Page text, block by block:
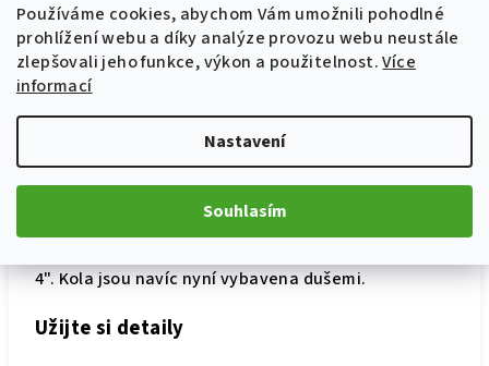
Používáme cookies, abychom Vám umožnili pohodlné
prohlížení webu a díky analýze provozu webu neustále
zlepšovali jeho funkce, výkon a použitelnost.Více
informací
Nastavení
Souhlasím
i při nejextrémnějším použití.
Lehčí a propracovanější kola
DesertX Rally je mimo silnici efektivnější díky
nových kol, která jsou lehčí a technicky vyspělejší.
Tyto kola se pyšní pevnějšími a lehčími ráfky
Takasago Excel s frézovanými náboji z lehkého
hliníku (-0,5 kg oproti kompletní sadě kol DesertX).
Přední kolo si zachovává svou velikost, zatímco
4". Kola jsou navíc nyní vybavena dušemi.
Užijte si detaily